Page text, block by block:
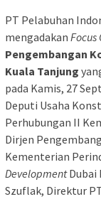
PT Pelabuhan
mengadakan Focus
Pengembangan
Kuala Tanjung
pada Kamis, 27
Deputi Usaha
Perhubungan II
Dirjen
Kementerian
DevelopmentDubai
Szuflak, Direktur